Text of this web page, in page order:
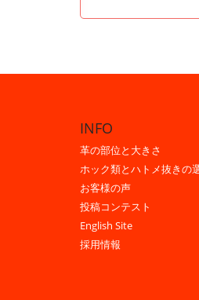
INFO
革の部位と大きさ
ホック類とハトメ抜きの
お客様の声
投稿コンテスト
English Site
採用情報